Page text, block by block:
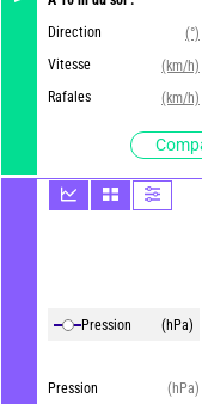
Direction
(°)
Vitesse
(km/h)
Rafales
(km/h)
Pression (hPa)
Pression
(hPa)